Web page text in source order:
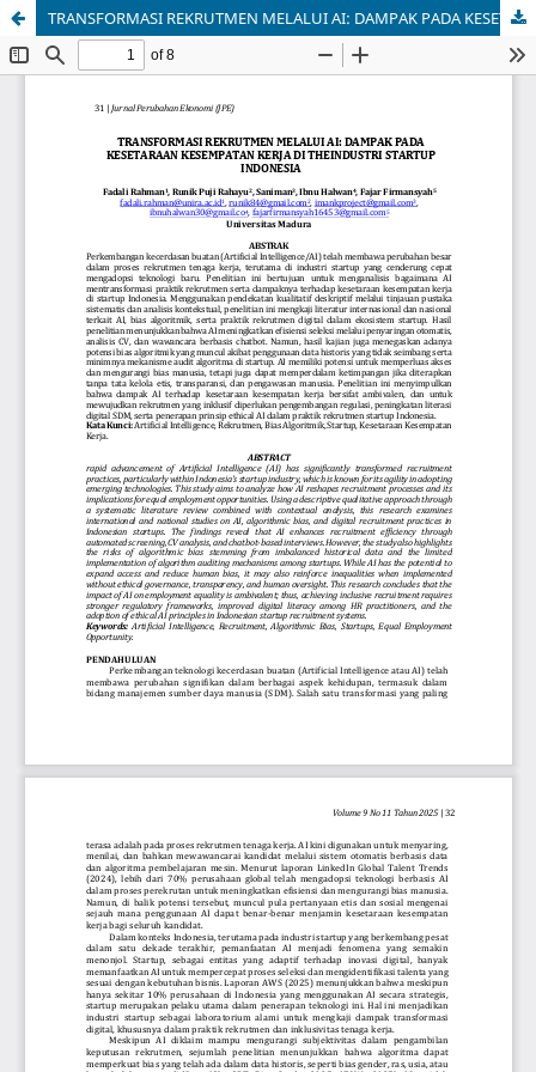
TRANSFORMASI REKRUTMEN MELALUI AI: DAMPAK PADA KESETARAAN KESEMPATAN KERJA DI THEINDUSTRI STARTUP INDONESIA